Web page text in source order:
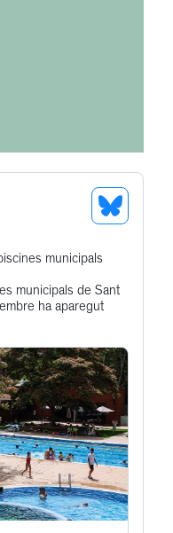
See
municipals
municipals de Sant
ha aparegut